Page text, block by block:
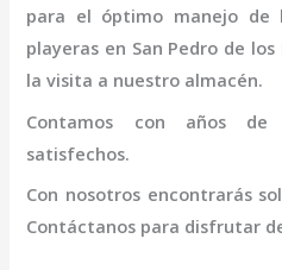
para el óptimo manejo de
playeras en San Pedro de los
la visita a nuestro almacén.
Contamos con años de
satisfechos.
Con nosotros encontrarás
Contáctanos para disfrutar